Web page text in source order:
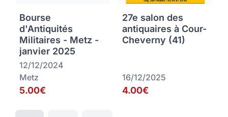
Bourse
d'Antiquités
Militaires - Metz -
janvier 2025
12/12/2024
Metz
5.00€
27e salon des
antiquaires à Cour-
Cheverny (41)
16/12/2025
4.00€